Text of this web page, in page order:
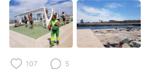
ไทย Indonesia
Italiano Tiếng Việt
Português
107 5